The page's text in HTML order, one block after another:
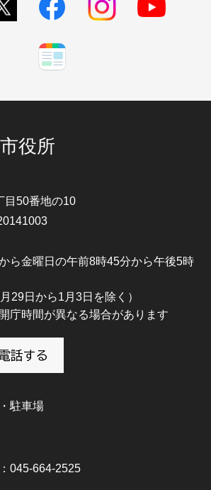
役所
目50番地の10
ら金曜日の午前8時45分から午後5時
29日から1月3日を除く）
庁時間が異なる場合があります
駐車場
045-664-2525